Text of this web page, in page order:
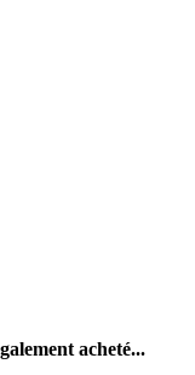
acheté...